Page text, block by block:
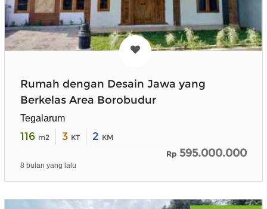
Rumah dengan Desain Jawa yang
Berkelas Area Borobudur
Tegalarum
116 m2 3 KT 2 KM
Rp 595.000.000
8 bulan yang lalu